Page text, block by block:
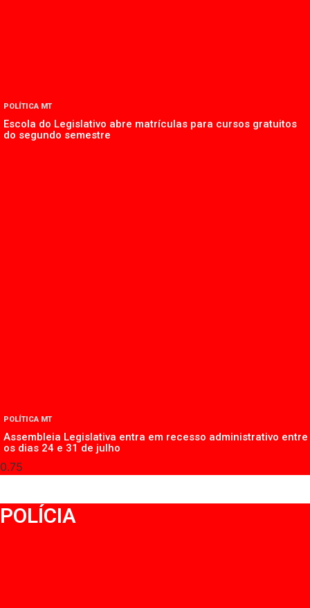
POLÍTICA MT
Escola do Legislativo abre matrículas para cursos gratuitos
do segundo semestre
POLÍTICA MT
Assembleia Legislativa entra em recesso administrativo entre
os dias 24 e 31 de julho
POLÍCIA